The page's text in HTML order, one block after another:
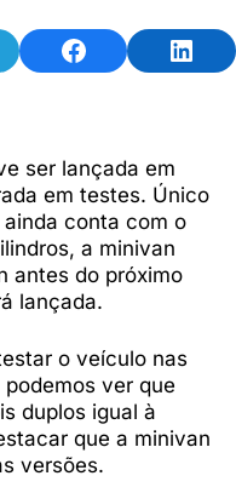
on TelegramShare on Facebook
ser lançada em
em testes. Único
conta com o
a minivan
antes do próximo
lançada.
o veículo nas
ver que
duplos igual à
que a minivan
versões.